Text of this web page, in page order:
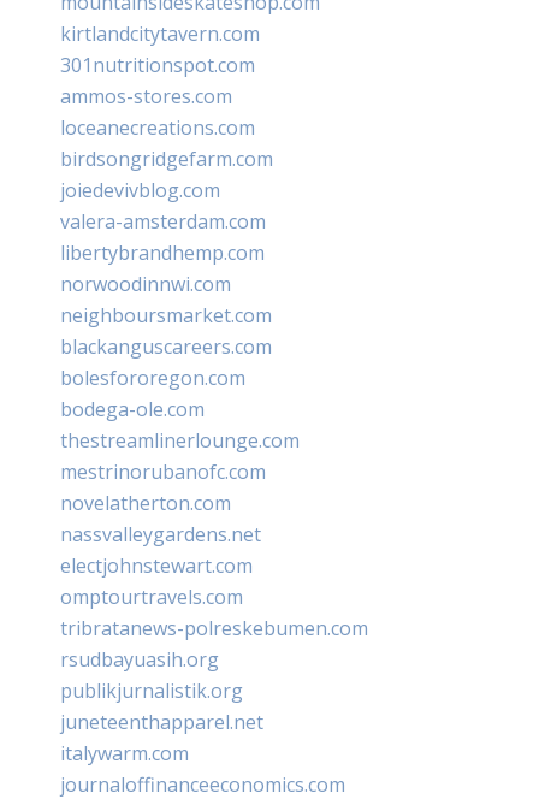
kirtlandcitytavern.com
301nutritionspot.com
ammos-stores.com
loceanecreations.com
birdsongridgefarm.com
joiedevivblog.com
valera-amsterdam.com
libertybrandhemp.com
norwoodinnwi.com
neighboursmarket.com
blackanguscareers.com
bolesfororegon.com
bodega-ole.com
thestreamlinerlounge.com
mestrinorubanofc.com
novelatherton.com
nassvalleygardens.net
electjohnstewart.com
omptourtravels.com
tribratanews-polreskebumen.com
rsudbayuasih.org
publikjurnalistik.org
juneteenthapparel.net
italywarm.com
journaloffinanceeconomics.com